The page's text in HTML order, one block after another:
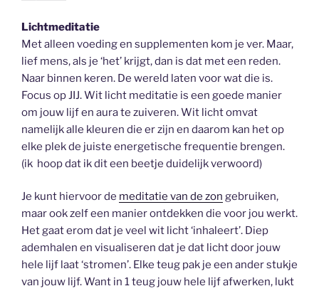
Lichtmeditatie
Met alleen voeding en supplementen kom je ver. Maar,
lief mens, als je ‘het’ krijgt, dan is dat met een reden.
Naar binnen keren. De wereld laten voor wat die is.
Focus op JIJ. Wit licht meditatie is een goede manier
om jouw lijf en aura te zuiveren. Wit licht omvat
namelijk alle kleuren die er zijn en daarom kan het op
elke plek de juiste energetische frequentie brengen.
(ik hoop dat ik dit een beetje duidelijk verwoord)
Je kunt hiervoor de meditatie van de zon gebruiken,
maar ook zelf een manier ontdekken die voor jou werkt.
Het gaat erom dat je veel wit licht ‘inhaleert’. Diep
ademhalen en visualiseren dat je dat licht door jouw
hele lijf laat ‘stromen’. Elke teug pak je een ander stukje
van jouw lijf. Want in 1 teug jouw hele lijf afwerken, lukt